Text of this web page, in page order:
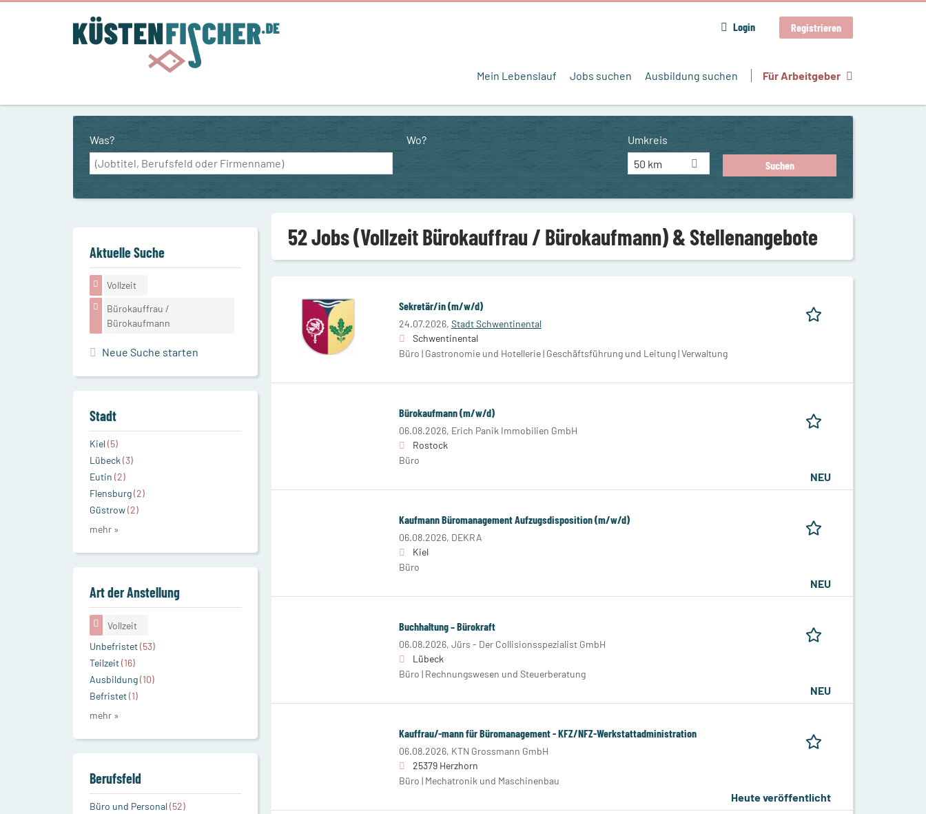
Login Registrieren
Mein Lebenslauf Jobs suchen Ausbildung suchen Für Arbeitgeber
Was? Wo?
Umkreis
50 km
52 Jobs (Vollzeit Bürokauffrau / Bürokaufmann) & Stellenangebote
Sekretär/in (m/w/d)
24.07.2026, Stadt Schwentinental
Schwentinental
Büro | Gastronomie und Hotellerie | Geschäftsführung und Leitung | Verwaltung
Bürokaufmann (m/w/d)
06.08.2026, Erich Panik Immobilien GmbH
Rostock
Büro
NEU
Kaufmann Büromanagement Aufzugsdisposition (m/w/d)
06.08.2026, DEKRA
Kiel
Büro
NEU
Buchhaltung – Bürokraft
06.08.2026, Jürs - Der Collisionsspezialist GmbH
Lübeck
Büro | Rechnungswesen und Steuerberatung
NEU
Kauffrau/-mann für Büromanagement - KFZ/NFZ-Werkstattadministration
06.08.2026, KTN Grossmann GmbH
25379 Herzhorn
Büro | Mechatronik und Maschinenbau
Heute veröffentlicht
Aktuelle Suche
Vollzeit
Bürokauffrau /
Bürokaufmann
Neue Suche starten
Stadt
Kiel(5)
Lübeck (3)
Eutin (2)
Flensburg(2)
Güstrow(2)
mehr »
Art der Anstellung
Vollzeit
Unbefristet(53)
Teilzeit(16)
Ausbildung(10)
Befristet(1)
mehr »
Berufsfeld
Büro und Personal(52)